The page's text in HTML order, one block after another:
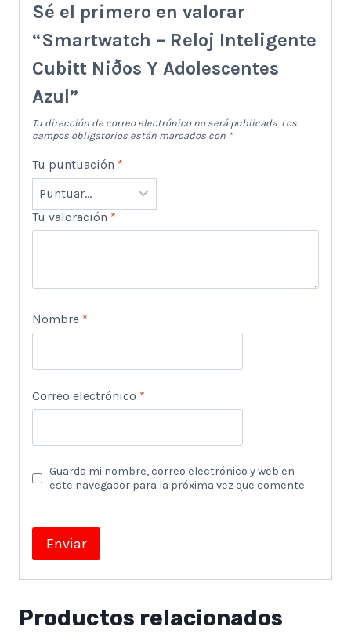
Sé el primero en valorar
“Smartwatch – Reloj Inteligente
Cubitt Niðos Y Adolescentes
Azul”
Tu dirección de correo electrónico no será publicada. Los
campos obligatorios están marcados con *
Tu puntuación *
Tu valoración *
Nombre *
Correo electrónico *
Guarda mi nombre, correo electrónico y web en
este navegador para la próxima vez que comente.
Productos relacionados